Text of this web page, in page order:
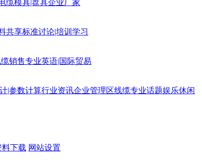
缆模具|盘具企业厂家
共享标准讨论|培训学习
销售专业英语|国际贸易
|参数计算行业资讯企业管理区线缆专业话题娱乐休闲
料下载 网站设置